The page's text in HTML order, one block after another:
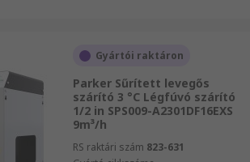
Gyártói raktáron
Parker Sűrített levegős
szárító 3 °C Légfúvó szárító
1/2 in SPS009-A2301DF16EXS
9m³/h
RS raktári szám 823-631